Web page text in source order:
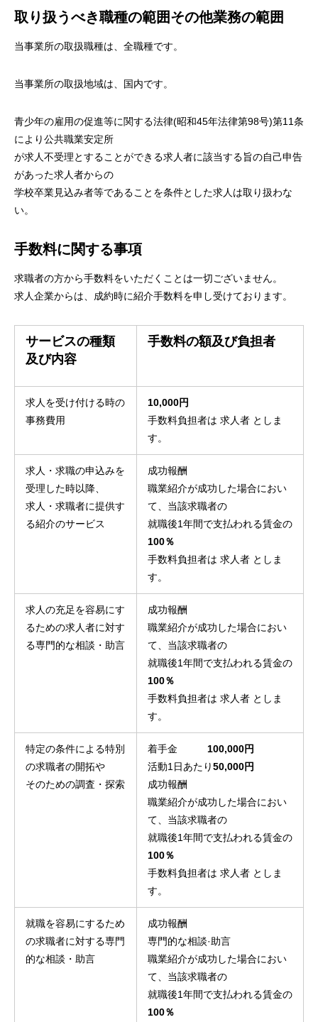
取り扱うべき職種の範囲その他業務の範囲
当事業所の取扱職種は、全職種です。
当事業所の取扱地域は、国内です。
青少年の雇用の促進等に関する法律(昭和45年法律第98号)第11条
により公共職業安定所
が求人不受理とすることができる求人者に該当する旨の自己申告
があった求人者からの
学校卒業見込み者等であることを条件とした求人は取り扱わな
い。
手数料に関する事項
求職者の方から手数料をいただくことは一切ございません。
求人企業からは、成約時に紹介手数料を申し受けております。
サービスの種類
及び内容
手数料の額及び負担者
求人を受け付ける時の
事務費用
10,000円
手数料負担者は 求人者 としま
す。
求人・求職の申込みを
受理した時以降、
求人・求職者に提供す
る紹介のサービス
成功報酬
職業紹介が成功した場合におい
て、当該求職者の
就職後1年間で支払われる賃金の
100％
手数料負担者は 求人者 としま
す。
求人の充足を容易にす
るための求人者に対す
る専門的な相談・助言
成功報酬
職業紹介が成功した場合におい
て、当該求職者の
就職後1年間で支払われる賃金の
100％
手数料負担者は 求人者 としま
す。
特定の条件による特別
の求職者の開拓や
そのための調査・探索
着手金 100,000円
活動1日あたり50,000円
成功報酬
職業紹介が成功した場合におい
て、当該求職者の
就職後1年間で支払われる賃金の
100％
手数料負担者は 求人者 としま
す。
就職を容易にするため
の求職者に対する専門
的な相談・助言
成功報酬
専門的な相談·助言
職業紹介が成功した場合におい
て、当該求職者の
就職後1年間で支払われる賃金の
100％